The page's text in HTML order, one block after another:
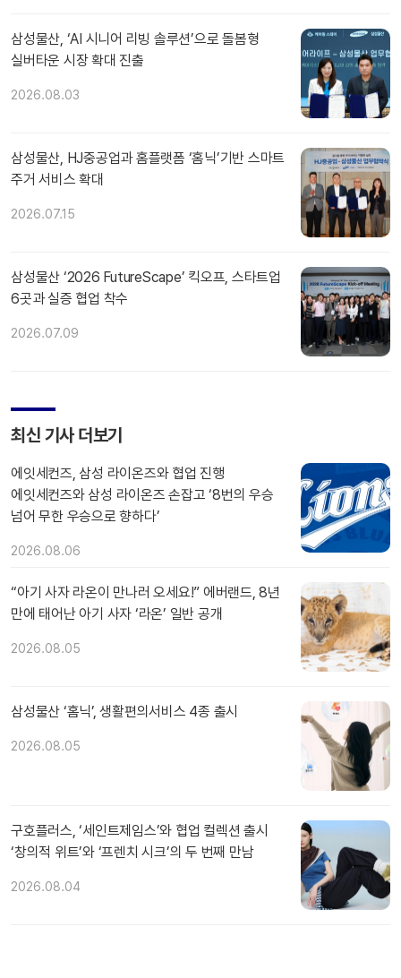
삼성물산, ‘AI 시니어 리빙 솔루션’으로 돌봄형
실버타운 시장 확대 진출
2026.08.03
삼성물산, HJ중공업과 홈플랫폼 ‘홈닉’기반 스마트
주거 서비스 확대
2026.07.15
삼성물산 ‘2026 FutureScape’ 킥오프, 스타트업
6곳과 실증 협업 착수
2026.07.09
최신 기사 더보기
에잇세컨즈, 삼성 라이온즈와 협업 진행
에잇세컨즈와 삼성 라이온즈 손잡고 ‘8번의 우승
넘어 무한 우승으로 향하다’
2026.08.06
“아기 사자 라온이 만나러 오세요!” 에버랜드, 8년
만에 태어난 아기 사자 ‘라온’ 일반 공개
2026.08.05
삼성물산 ‘홈닉’, 생활편의서비스 4종 출시
2026.08.05
구호플러스, ‘세인트제임스’와 협업 컬렉션 출시
‘창의적 위트’와 ‘프렌치 시크’의 두 번째 만남
2026.08.04